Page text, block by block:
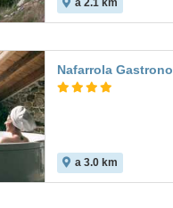
a 2.1 km
Nafarrola
a 3.0 km